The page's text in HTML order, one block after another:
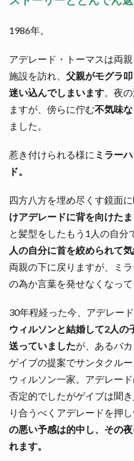
1986年。
アデレード・トーマスは両
施設を訪れ、 父親がモグラ
迷い込んでしまいます。夜
ますが、傍らに佇む不気味
ました。
惹き付けられる様に ミラー
ド。
四方八方を埋め尽くす鏡面
けアデレードに背を向けた
と髪型をしたもう1人の自分
人の自分に首を絞められて
両親の下に戻りますが、ミ
の為か言葉を発せなくなって
30年程経った今、アデレー
ウィルソンと結婚して2人の
送っていましたが、あるバ
ゲイブの提案でサンタクル
ウィルソン一家。アデレー
否定的でしたがゲイブは聞
り合うべくアデレードを押
の悪い予感は的中し、その
れます。